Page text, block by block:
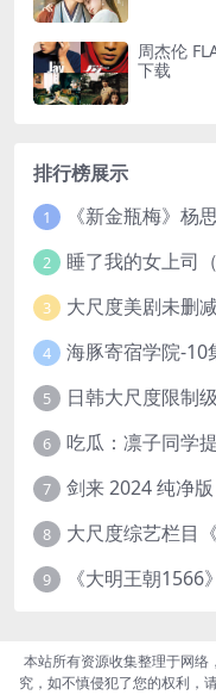
周杰伦
下载
排行榜展示
1
2
3 大尺度美剧未删
4 海豚寄宿学院-10
5 日韩大尺度限制
6
7
8
9
本站所有资源收集整理于网
究，如不慎侵犯了您的权利，